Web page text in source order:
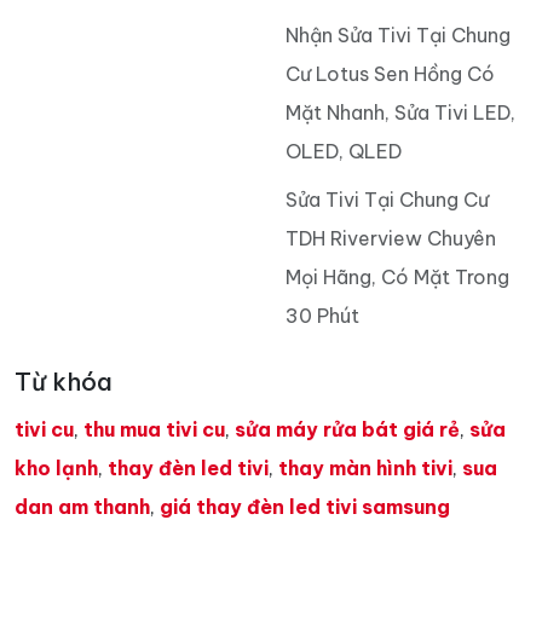
Nhận Sửa Tivi Tại Chung
Cư Lotus Sen Hồng Có
Mặt Nhanh, Sửa Tivi LED,
OLED, QLED
Sửa Tivi Tại Chung Cư
TDH Riverview Chuyên
Mọi Hãng, Có Mặt Trong
30 Phút
Từ khóa
tivi cu, thu mua tivi cu, sửa máy rửa bát giá rẻ, sửa
kho lạnh, thay đèn led tivi, thay màn hình tivi, sua
dan am thanh, giá thay đèn led tivi samsung